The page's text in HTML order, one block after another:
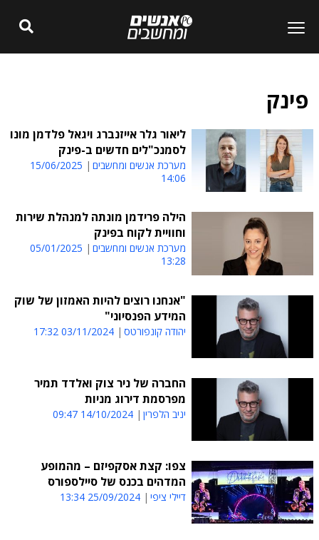
פינק
ליאור גלר אייזנברג ויגאל פלדמן מונו
לסמנכ"לים חדשים ב-פינק
מערכת אנשים ומחשבים
15/06/2025
14:06
הילה פרידמן מונתה למנהלת שירות
וחוויית לקוח בפינק
מערכת אנשים ומחשבים
05/01/2025
13:28
"אנחנו רוצים להיות האמזון של שוק
המידע הפנסיוני"
יהודה קונפורטס 03/11/2024 17:32
החברה של ניר צוק ואלדד תמיר
מפרסמת דירוג מניות
יניב הלפרין 14/10/2024 09:47
צפו: קצת אסקפיזם – מהמופע
המדהים בכנס של סיילספורס
דיילי ציפי 25/09/2024 13:34